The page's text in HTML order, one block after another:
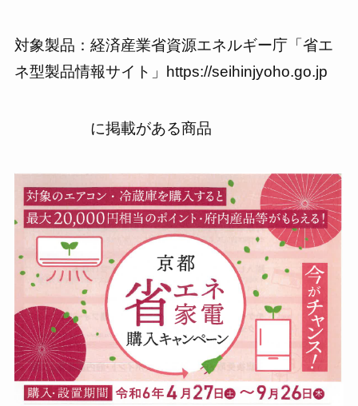
対象製品：経済産業省資源エネルギー庁「省エ
ネ型製品情報サイト」https://seihinjyoho.go.jp
に掲載がある商品